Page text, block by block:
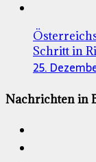
Schritt in
25.
Nachrichten in